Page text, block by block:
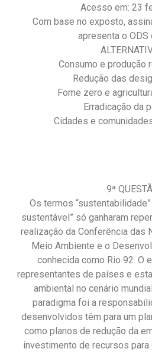
Acesso em: 23
Com base no exposto,
apresenta o ODS
Consumo e produção
Redução das
Fome zero e
Erradicação da
Cidades e
9ª
Os termos
sustentável” só ganharam
realização da Conferência das
Meio Ambiente e o
conhecida como Rio 92. O
representantes de países e
ambiental no cenário
paradigma foi a
desenvolvidos têm para um
como planos de redução da
investimento de recursos